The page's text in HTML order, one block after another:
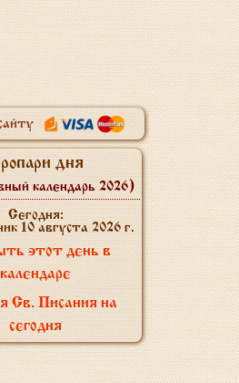
дня
календарь 2026)
Сегодня:
10 августа 2026 г.
этот день в
календаре
Св. Писания на
сегодня